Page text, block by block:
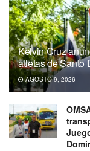
Kelvin Cruz
atletas de Santo
AGOSTO 9, 2026